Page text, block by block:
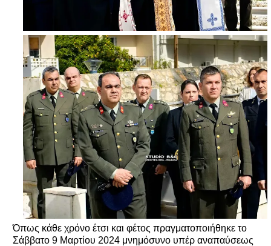
Όπως κάθε χρόνο έτσι και φέτος πραγματοποιήθηκε το
Σάββατο 9 Μαρτίου 2024 μνημόσυνο υπέρ αναπαύσεως